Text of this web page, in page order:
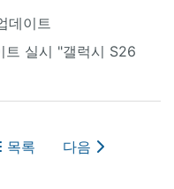
데이트
트 실시 "갤럭시 S26
목록 다음